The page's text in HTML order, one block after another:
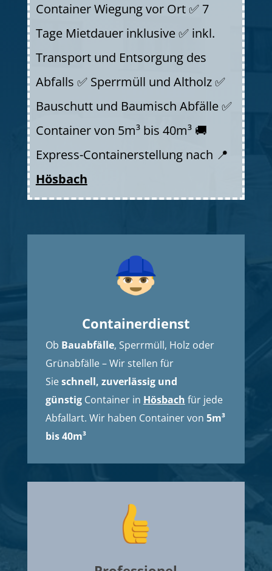
Container Wiegung vor Ort ✅ 7
Tage Mietdauer inklusive ✅ inkl.
Transport und Entsorgung des
Abfalls ✅ Sperrmüll und Altholz ✅
Bauschutt und Baumisch Abfälle ✅
Container von 5m³ bis 40m³ 🚚
Express-Containerstellung nach 📍
Hösbach
Containerdienst
Ob Bauabfälle, Sperrmüll, Holz oder
Grünabfälle – Wir stellen für
Sieschnell, zuverlässig und
günstigContainer in Hösbach für jede
Abfallart. Wir haben Container von 5m³
bis 40m³